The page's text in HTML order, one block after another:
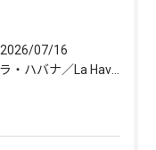
2026/07/16